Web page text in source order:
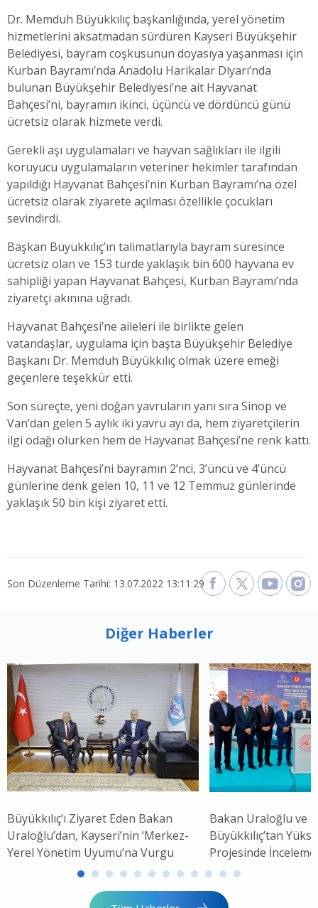
Dr. Memduh Büyükkılıç başkanlığında, yerel yönetim
hizmetlerini aksatmadan sürdüren Kayseri Büyükşehir
Belediyesi, bayram coşkusunun doyasıya yaşanması için
Kurban Bayramı’nda Anadolu Harikalar Diyarı’nda
bulunan Büyükşehir Belediyesi’ne ait Hayvanat
Bahçesi’ni, bayramın ikinci, üçüncü ve dördüncü günü
ücretsiz olarak hizmete verdi.
Gerekli aşı uygulamaları ve hayvan sağlıkları ile ilgili
koruyucu uygulamaların veteriner hekimler tarafından
yapıldığı Hayvanat Bahçesi’nin Kurban Bayramı’na özel
ücretsiz olarak ziyarete açılması özellikle çocukları
sevindirdi.
Başkan Büyükkılıç’ın talimatlarıyla bayram süresince
ücretsiz olan ve 153 türde yaklaşık bin 600 hayvana ev
sahipliği yapan Hayvanat Bahçesi, Kurban Bayramı’nda
ziyaretçi akınına uğradı.
Hayvanat Bahçesi’ne aileleri ile birlikte gelen
vatandaşlar, uygulama için başta Büyükşehir Belediye
Başkanı Dr. Memduh Büyükkılıç olmak üzere emeği
geçenlere teşekkür etti.
Son süreçte, yeni doğan yavruların yanı sıra Sinop ve
Van’dan gelen 5 aylık iki yavru ayı da, hem ziyaretçilerin
ilgi odağı olurken hem de Hayvanat Bahçesi’ne renk kattı.
Hayvanat Bahçesi’ni bayramın 2’nci, 3’üncü ve 4’üncü
günlerine denk gelen 10, 11 ve 12 Temmuz günlerinde
yaklaşık 50 bin kişi ziyaret etti.
Son Düzenleme Tarihi: 13.07.2022 13:11:29
Diğer Haberler
Büyükkılıç’ı Ziyaret Eden Bakan
Uraloğlu’dan, Kayseri’nin ‘Merkez-
Yerel Yönetim Uyumu’na Vurgu
Bakan Uraloğlu ve
Büyükkılıç’tan
Projesinde İnceleme